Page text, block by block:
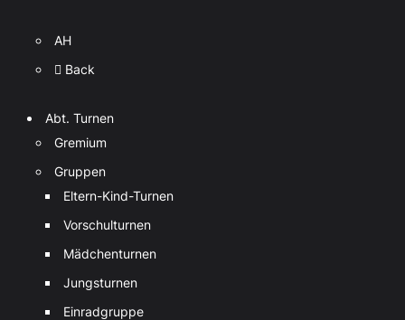
AH
Back
Abt. Turnen
Gremium
Gruppen
Eltern-Kind-Turnen
Vorschulturnen
Mädchenturnen
Jungsturnen
Einradgruppe